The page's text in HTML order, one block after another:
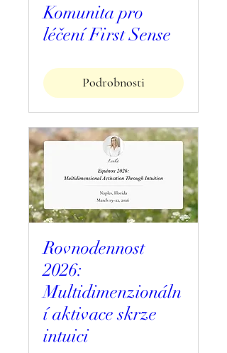
Komunita pro
léčení First Sense
Podrobnosti
Rovnodennost
2026:
Multidimenzionáln
í aktivace skrze
intuici